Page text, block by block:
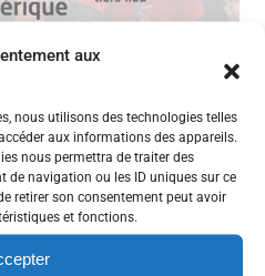
aux
nous utilisons des technologies telles
aux informations des appareils.
nous permettra de traiter des
de navigation ou les ID uniques sur ce
retirer son consentement peut avoir
et fonctions.
recrutent!
ponant » unissant La
Telecom Bretagne